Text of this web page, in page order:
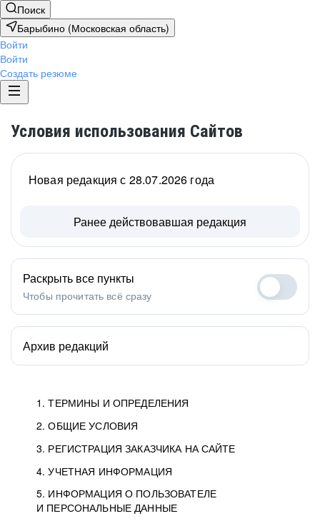
Поиск
Барыбино (Московская область)
Войти
Войти
Создать резюме
Условия использования Сайтов
1. ТЕРМИНЫ И ОПРЕДЕЛЕНИЯ
2. ОБЩИЕ УСЛОВИЯ
3. РЕГИСТРАЦИЯ ЗАКАЗЧИКА НА САЙТЕ
4. УЧЕТНАЯ ИНФОРМАЦИЯ
5. ИНФОРМАЦИЯ О ПОЛЬЗОВАТЕЛЕ
И ПЕРСОНАЛЬНЫЕ ДАННЫЕ
Новая редакция с 28.07.2026 года
Ранее действовавшая редакция
Раскрыть все пункты
Чтобы прочитать всё сразу
Архив редакций